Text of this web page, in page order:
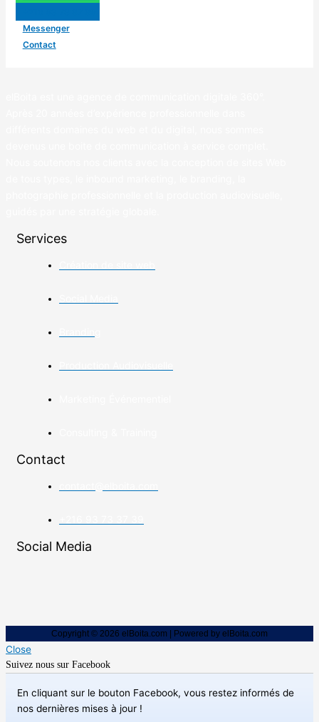
Messenger
Contact
Services
Contact
Social Media
Copyright © 2026 elBoita.com | Powered by elBoita.com
Close
Suivez nous sur Facebook
En cliquant sur le bouton Facebook, vous restez informés de
nos dernières mises à jour !